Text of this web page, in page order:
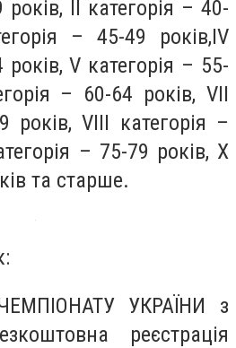
ІI категорія – 40-
– 45-49 років,IV
років, V категорія – 55-
– 60-64 років, VII
років, VIII категорія –
– 75-79 років, Х
та старше.
УКРАЇНИ з
реєстрація